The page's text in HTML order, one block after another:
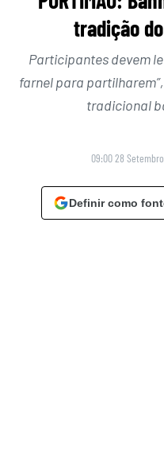
tradição
Participantes devem
farnel para
tradicional
09:00 28
Definir como